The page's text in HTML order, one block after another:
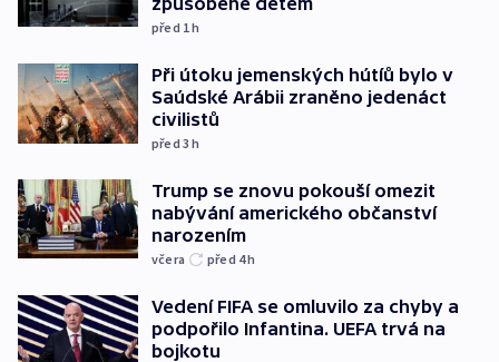
před 1h
Při útoku jemenských hútíů bylo v
Saúdské Arábii zraněno jedenáct
civilistů
před 3h
Trump se znovu pokouší omezit
nabývání amerického občanství
narozením
včera před 4h
Vedení FIFA se omluvilo za chyby a
podpořilo Infantina. UEFA trvá na
bojkotu